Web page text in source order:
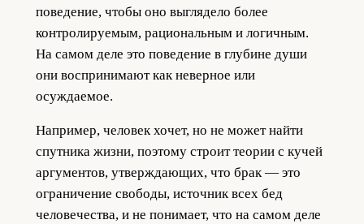
поведение, чтобы оно выглядело более
контролируемым, рациональным и логичным.
На самом деле это поведение в глубине души
они воспринимают как неверное или
осуждаемое.
Например, человек хочет, но не может найти
спутника жизни, поэтому строит теории с кучей
аргументов, утверждающих, что брак — это
ограничение свободы, источник всех бед
человечества, и не понимает, что на самом деле